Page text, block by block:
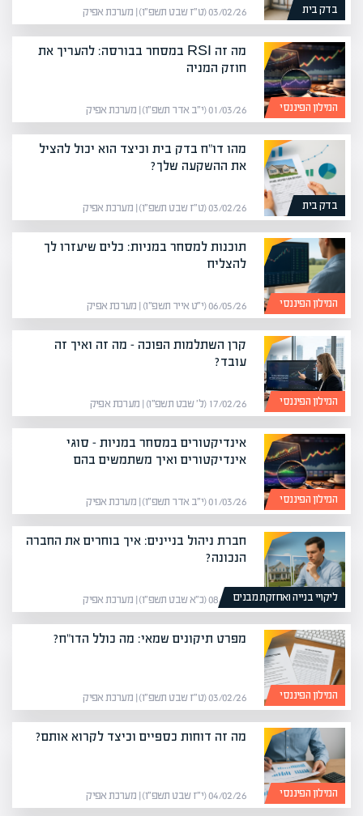
בדק בית 03/02/26 (ט״ז שבט תשפ״ו) | מערכת אפיק
המילון הפיננסי
מה זה RSI במסחר בבורסה: להעריך את
חוזק המניה
01/03/26 (י״ב אדר תשפ״ו) | מערכת אפיק
בדק בית
מהו דו"ח בדק בית וכיצד הוא יכול להציל
את ההשקעה שלך?
03/02/26 (ט״ז שבט תשפ״ו) | מערכת אפיק
המילון הפיננסי
תוכנות למסחר במניות: כלים שיעזרו לך
להצליח
06/05/26 (י״ט אייר תשפ״ו) | מערכת אפיק
המילון הפיננסי
קרן השתלמות הפוכה – מה זה ואיך זה
עובד?
17/02/26 (ל׳ שבט תשפ״ו) | מערכת אפיק
המילון הפיננסי
אינדיקטורים במסחר במניות – סוגי
אינדיקטורים ואיך משתמשים בהם
01/03/26 (י״ב אדר תשפ״ו) | מערכת אפיק
ליקויי בנייה ואחזקת מבנים
חברת ניהול בניינים: איך בוחרים את החברה
הנכונה?
08/02/26 (כ״א שבט תשפ״ו) | מערכת אפיק
המילון הפיננסי
מפרט תיקונים שמאי: מה כולל הדו"ח?
03/02/26 (ט״ז שבט תשפ״ו) | מערכת אפיק
המילון הפיננסי
מה זה דוחות כספיים וכיצד לקרוא אותם?
04/02/26 (י״ז שבט תשפ״ו) | מערכת אפיק